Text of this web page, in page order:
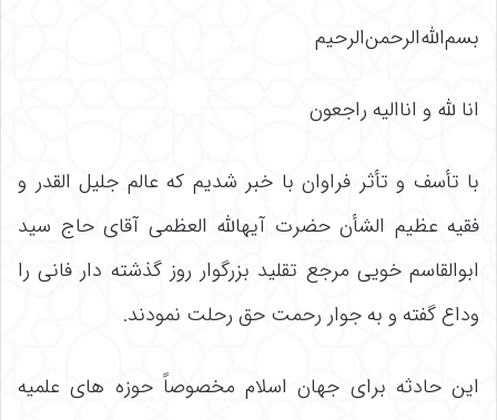
بسم‌الله‌الرحمن‌الرحیم
انا لله و اناالیه راجعون
با تأسف و تأثر فراوان با خبر شدیم که عالم جلیل القدر و
فقیه عظیم الشأن حضرت آیهالله العظمی آقای حاج سید
ابوالقاسم خویی مرجع تقلید بزرگوار روز گذشته دار فانی را
وداع گفته و به جوار رحمت حق رحلت نمودند.
این حادثه برای جهان اسلام مخصوصاً حوزه های علمیه